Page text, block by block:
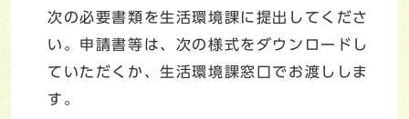
次の必要書類を生活環境課に提出してくださ
い。申請書等は、次の様式をダウンロードし
ていただくか、生活環境課窓口でお渡ししま
す。